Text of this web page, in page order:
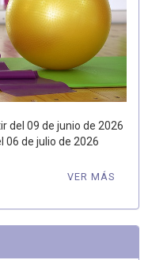
del 09 de junio de 2026
06 de julio de 2026
VER MÁS